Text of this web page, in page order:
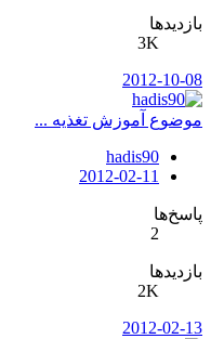
بازدیدها
3K
2012-10-08
موضوع آموزش تغذيه ...
hadis90
2012-02-11
پاسخ‌ها
2
بازدیدها
2K
2012-02-13